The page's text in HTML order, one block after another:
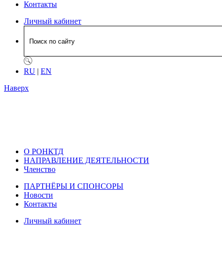
Контакты
Личный кабинет
RU | EN
Наверх
О РОНКТД
НАПРАВЛЕНИЕ ДЕЯТЕЛЬНОСТИ
Членство
ПАРТНЁРЫ И СПОНСОРЫ
Новости
Контакты
Личный кабинет